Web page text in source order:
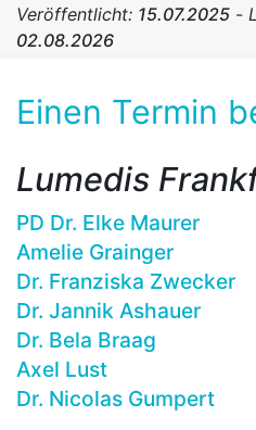
Veröffentlicht: 15.07.2025 -
02.08.2026
Einen Termin
Lumedis
PD Dr. Elke Maurer
Amelie Grainger
Dr. Franziska Zwecker
Dr. Jannik Ashauer
Dr. Bela Braag
Axel Lust
Dr. Nicolas Gumpert